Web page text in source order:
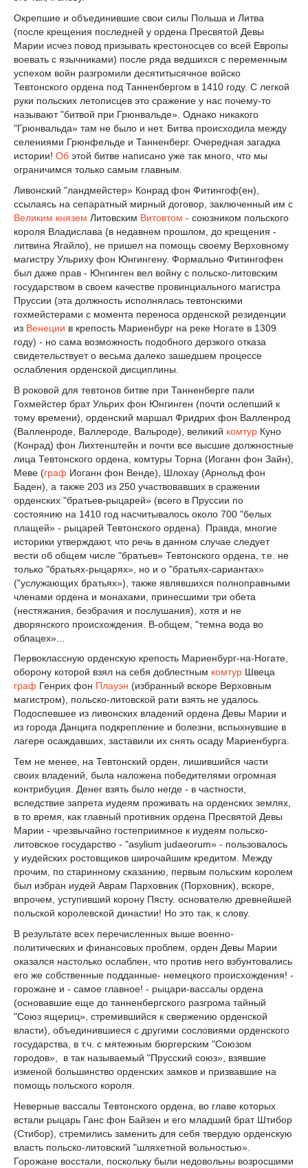
Окрепшие и объединившие свои силы Польша и Литва
(после крещения последней у ордена Пресвятой Девы
Марии исчез повод призывать крестоносцев со всей Европы
воевать с язычниками) после ряда ведшихся с переменным
успехом войн разгромили десятитысячное войско
Тевтонского ордена под Танненбергом в 1410 году. С легкой
руки польских летописцев это сражение у нас почему-то
называют "битвой при Грюнвальде». Однако никакого
"Грюнвальда» там не было и нет. Битва происходила между
селениями Грюнфельде и Танненберг. Очередная загадка
истории! Об этой битве написано уже так много, что мы
ограничимся только самым главным.
Ливонский "ландмейстер» Конрад фон Фитингоф(ен),
ссылаясь на сепаратный мирный договор, заключенный им с
Великим князем Литовским Витовтом - союзником польского
короля Владислава (в недавнем прошлом, до крещения -
литвина Ягайло), не пришел на помощь своему Верховному
магистру Ульриху фон Юнгингену. Формально Фитингофен
был даже прав - Юнгинген вел войну с польско-литовским
государством в своем качестве провинциального магистра
Пруссии (эта должность исполнялась тевтонскими
гохмейстерами с момента переноса орденской резиденции
из Венеции в крепость Мариенбург на реке Ногате в 1309
году) - но сама возможность подобного дерзкого отказа
свидетельствует о весьма далеко зашедшем процессе
ослабления орденской дисциплины.
В роковой для тевтонов битве при Танненберге пали
Гохмейстер брат Ульрих фон Юнгинген (почти ослепший к
тому времени), орденский маршал Фридрих фон Валленрод
(Валленроде, Валлероде, Вальроде), великий комтур Куно
(Конрад) фон Лихтенштейн и почти все высшие должностные
лица Тевтонского ордена, комтуры Торна (Иоганн фон Зайн),
Меве (граф Иоганн фон Венде), Шлохау (Арнольд фон
Баден), а также 203 из 250 участвовавших в сражении
орденских "братьев-рыцарей» (всего в Пруссии по
состоянию на 1410 год насчитывалось около 700 "белых
плащей» - рыцарей Тевтонского ордена). Правда, многие
историки утверждают, что речь в данном случае следует
вести об общем числе "братьев» Тевтонского ордена, т.е. не
только "братьях-рыцарях», но и о "братьях-сариантах»
("услужающих братьях»), также являвшихся полноправными
членами ордена и монахами, принесшими три обета
(нестяжания, безбрачия и послушания), хотя и не
дворянского происхождения. В-общем, "темна вода во
облацех»...
Первоклассную орденскую крепость Мариенбург-на-Ногате,
оборону которой взял на себя доблестным комтур Швеца
граф Генрих фон Плауэн (избранный вскоре Верховным
магистром), польско-литовской рати взять не удалось.
Подоспевшее из ливонских владений ордена Девы Марии и
из города Данцига подкрепление и болезни, вспыхнувшие в
лагере осаждавших, заставили их снять осаду Мариенбурга.
Тем не менее, на Тевтонский орден, лишившийся части
своих владений, была наложена победителями огромная
контрибуция. Денег взять было негде - в частности,
вследствие запрета иудеям проживать на орденских землях,
в то время, как главный противник ордена Пресвятой Девы
Марии - чрезвычайно гостеприимное к иудеям польско-
литовское государство - "asylium judaeorum» - пользовалось
у иудейских ростовщиков широчайшим кредитом. Между
прочим, по старинному сказанию, первым польским королем
был избран иудей Аврам Парховник (Порховник), вскоре,
впрочем, уступивший корону Пясту. основателю древнейшей
польской королевской династии! Но это так, к слову.
В результате всех перечисленных выше военно-
политических и финансовых проблем, орден Девы Марии
оказался настолько ослаблен, что против него взбунтовались
его же собственные подданные- немецкого происхождения! -
горожане и - самое главное! - рыцари-вассалы ордена
(основавшие еще до танненбергского разгрома тайный
"Союз ящериц», стремившийся к свержению орденской
власти), объединившиеся с другими сословиями орденского
государства, в т.ч. с мятежным бюргерским "Союзом
городов», в так называемый "Прусский союз», взявшие
изменой большинство орденских замков и призвавшие на
помощь польского короля.
Неверные вассалы Тевтонского ордена, во главе которых
встали рыцарь Ганс фон Байзен и его младший брат Штибор
(Стибор), стремились заменить для себя твердую орденскую
власть польско-литовский "шляхетной вольностью».
Горожане восстали, поскольку были недовольны возросшими